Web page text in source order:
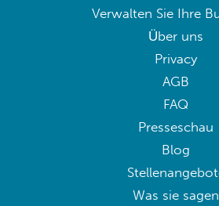
Verwalten Sie Ihre
Über uns
Privacy
AGB
FAQ
Presseschau
Blog
Was sie sagen